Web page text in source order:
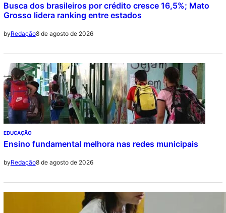
Busca dos brasileiros por crédito cresce 16,5%; Mato
Grosso lidera ranking entre estados
byRedação8 de agosto de 2026
EDUCAÇÃO
Ensino fundamental melhora nas redes municipais
byRedação8 de agosto de 2026